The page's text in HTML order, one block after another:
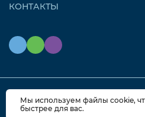
КОНТАКТЫ
© 2026 OZONAIR.RU.
Мы используем файлы cookie,
быстрее для вас.